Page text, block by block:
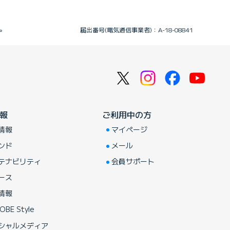
届出番号(電気通信事業者)：A-18-08841
報
ド
ナビリティ
ス
報
Style
ャルメディア
ご利用中の方
マイページ
メール
会員サポート